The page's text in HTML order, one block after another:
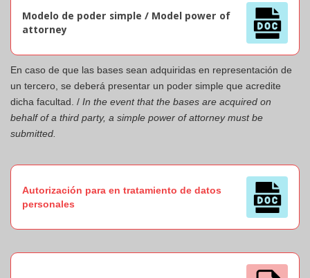
Modelo de poder simple / Model power of
attorney
En caso de que las bases sean adquiridas en representación de
un tercero, se deberá presentar un poder simple que acredite
dicha facultad. / In the event that the bases are acquired on
behalf of a third party, a simple power of attorney must be
submitted.
Autorización para en tratamiento de datos
personales